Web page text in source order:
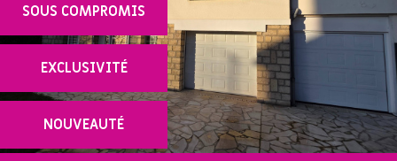
SOUS COMPROMIS
EXCLUSIVITÉ
NOUVEAUTÉ